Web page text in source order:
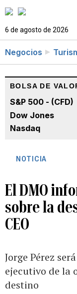
6 de agosto de 2026
Negocios
BOLSA DE
S&P 500 - (CFD)
Dow Jones
Nasdaq
NOTICIA
El DMO
sobre la
CEO
Jorge Pérez
ejecutivo de la
destino